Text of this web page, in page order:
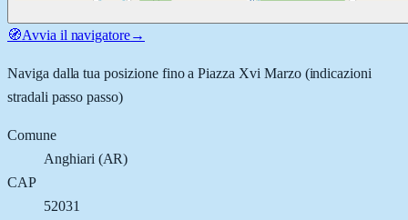
🧭Avvia il navigatore→
Naviga dalla tua posizione fino aPiazza Xvi Marzo(indicazioni
stradali passo passo)
Comune
Anghiari (AR)
CAP
52031